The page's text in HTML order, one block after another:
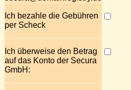
Ich bezahle die Gebühren
per Scheck
Ich überweise den Betrag
auf das Konto der Secura
GmbH: